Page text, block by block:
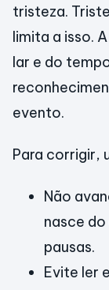
tristeza.
limita a isso.
lar e do
evento.
Para corrigir,
Não
nasce
pausas.
Evite ler